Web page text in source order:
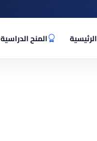
الرئيسية المنح الدراسية